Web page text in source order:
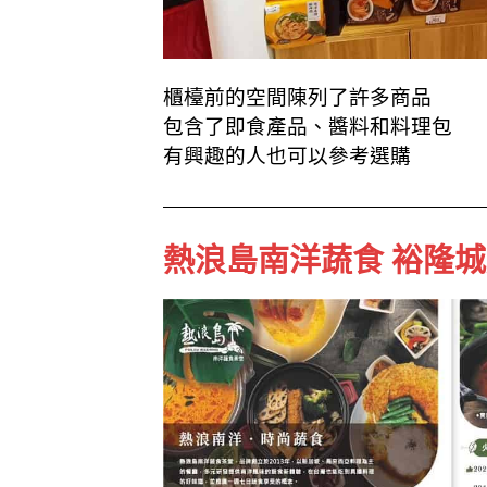
櫃檯前的空間陳列了許多商品
包含了即食產品、醬料和料理包
有興趣的人也可以參考選購
熱浪島南洋蔬食 裕隆